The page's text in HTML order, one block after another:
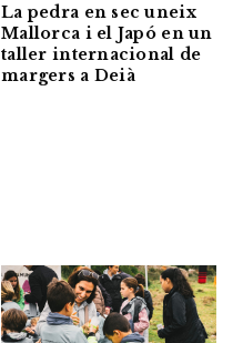
La pedra en sec uneix
Mallorca i el Japó en un
taller internacional de
margers a Deià